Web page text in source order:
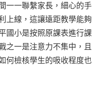
一一聯繫家長，細心的手
上線，這讓遠距教學能夠
國小是按照原課表進行課
之一是注意力不集中，且
何檢核學生的吸收程度也